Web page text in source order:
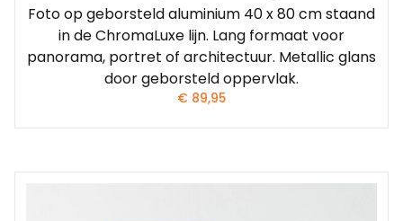
Foto op geborsteld aluminium 40 x 80 cm staand
in de ChromaLuxe lijn. Lang formaat voor
panorama, portret of architectuur. Metallic glans
door geborsteld oppervlak.
€ 89,95